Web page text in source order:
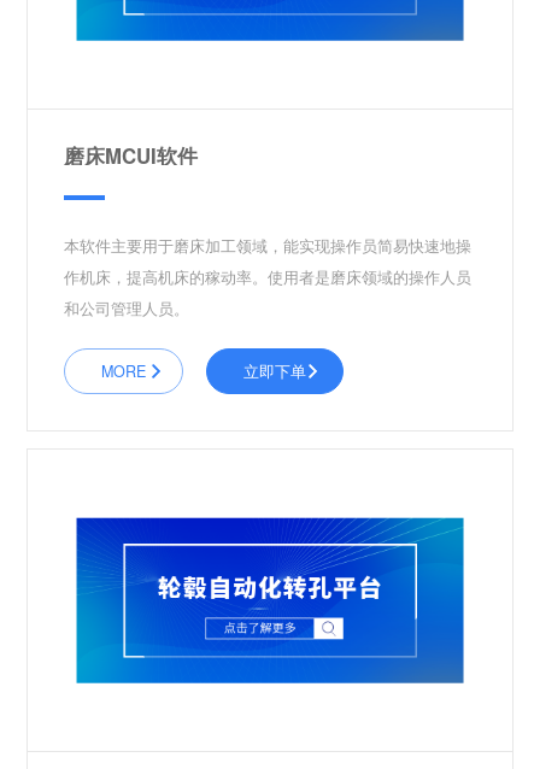
磨床MCUI软件
本软件主要用于磨床加工领域，能实现操作员简易快速地操
作机床，提高机床的稼动率。使用者是磨床领域的操作人员
和公司管理人员。
MORE 立即下单